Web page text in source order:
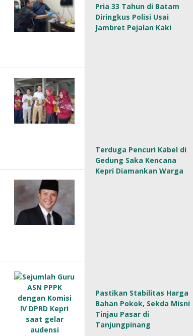
Pria 33 Tahun di Batam
Diringkus Polisi Usai
Jambret Pejalan Kaki
Terduga Pencuri Kabel di
Gedung Saka Kencana
Kepri Diamankan Warga
Pastikan Stabilitas Harga
Bahan Pokok, Sekda Misni
Tinjau Pasar di
Tanjungpinang